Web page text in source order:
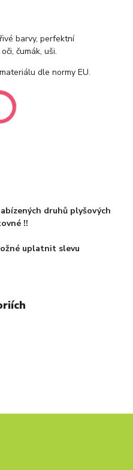
barvy, perfektní
čumák, uši.
dle normy EU.
druhů plyšových
!!
uplatnit slevu